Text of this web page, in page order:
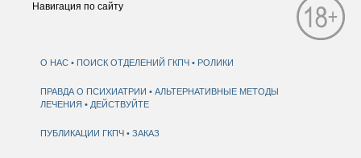
Навигация по сайту
О НАС ПОИСК ОТДЕЛЕНИЙ ГКПЧ РОЛИКИ
ПРАВДА О ПСИХИАТРИИ АЛЬТЕРНАТИВНЫЕ МЕТОДЫ
ЛЕЧЕНИЯ
ДЕЙСТВУЙТЕ
ПУБЛИКАЦИИ ГКПЧ ЗАКАЗ